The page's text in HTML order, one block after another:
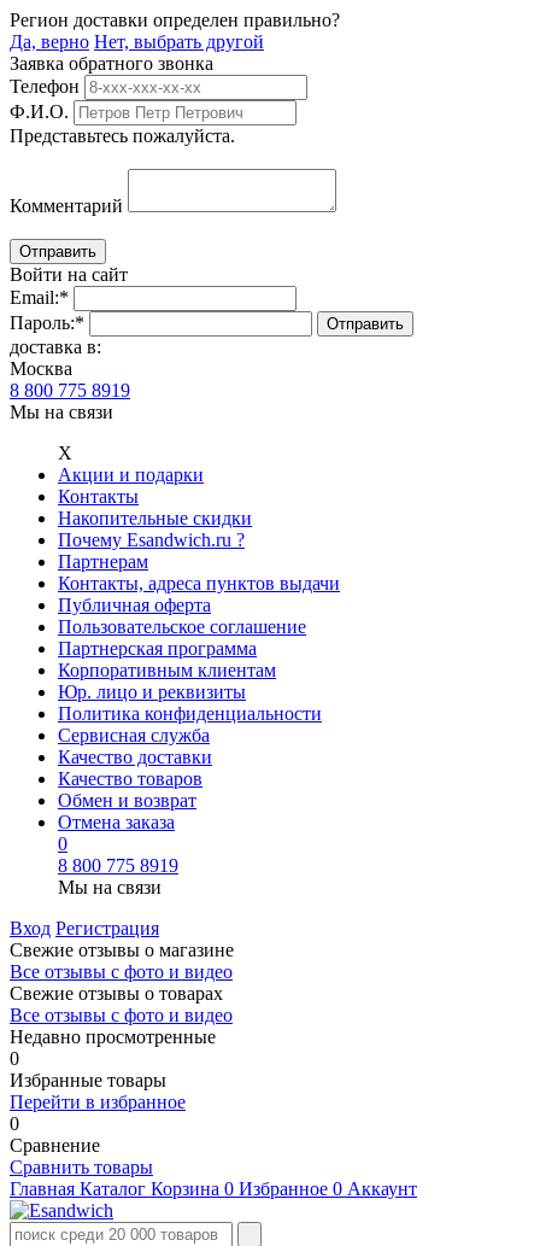
Регион доставки определен правильно?
Да, верно Нет, выбрать другой
Заявка обратного звонка
Телефон
Ф.И.О.
Представьтесь пожалуйста.
Комментарий
Войти на сайт
Email:*
Пароль:*
доставка в:
Москва
8 800 775 8919
Мы на связи
Х
Акции и подарки
Контакты
Накопительные скидки
Почему Esandwich.ru ?
Партнерам
Контакты, адреса пунктов выдачи
Публичная оферта
Пользовательское соглашение
Партнерская программа
Корпоративным клиентам
Юр. лицо и реквизиты
Политика конфиденциальности
Сервисная служба
Качество доставки
Качество товаров
Обмен и возврат
Отмена заказа
0
8 800 775 8919
Мы на связи
Вход Регистрация
Свежие отзывы о магазине
Все отзывы с фото и видео
Свежие отзывы о товарах
Все отзывы c фото и видео
Недавно просмотренные
0
Избранные товары
Перейти в избранное
0
Сравнение
Сравнить товары
Главная Каталог Корзина 0 Избранное 0 Аккаунт